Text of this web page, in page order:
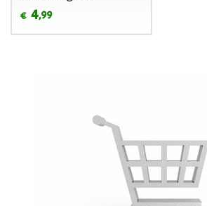
€ 4,99